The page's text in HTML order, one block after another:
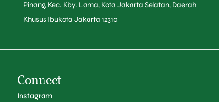
Pinang, Kec. Kby. Lama, Kota Jakarta Selatan, Daerah
Khusus Ibukota Jakarta 12310
Connect
Instagram